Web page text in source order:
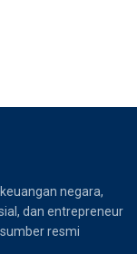
negara,
dan entrepreneur
resmi